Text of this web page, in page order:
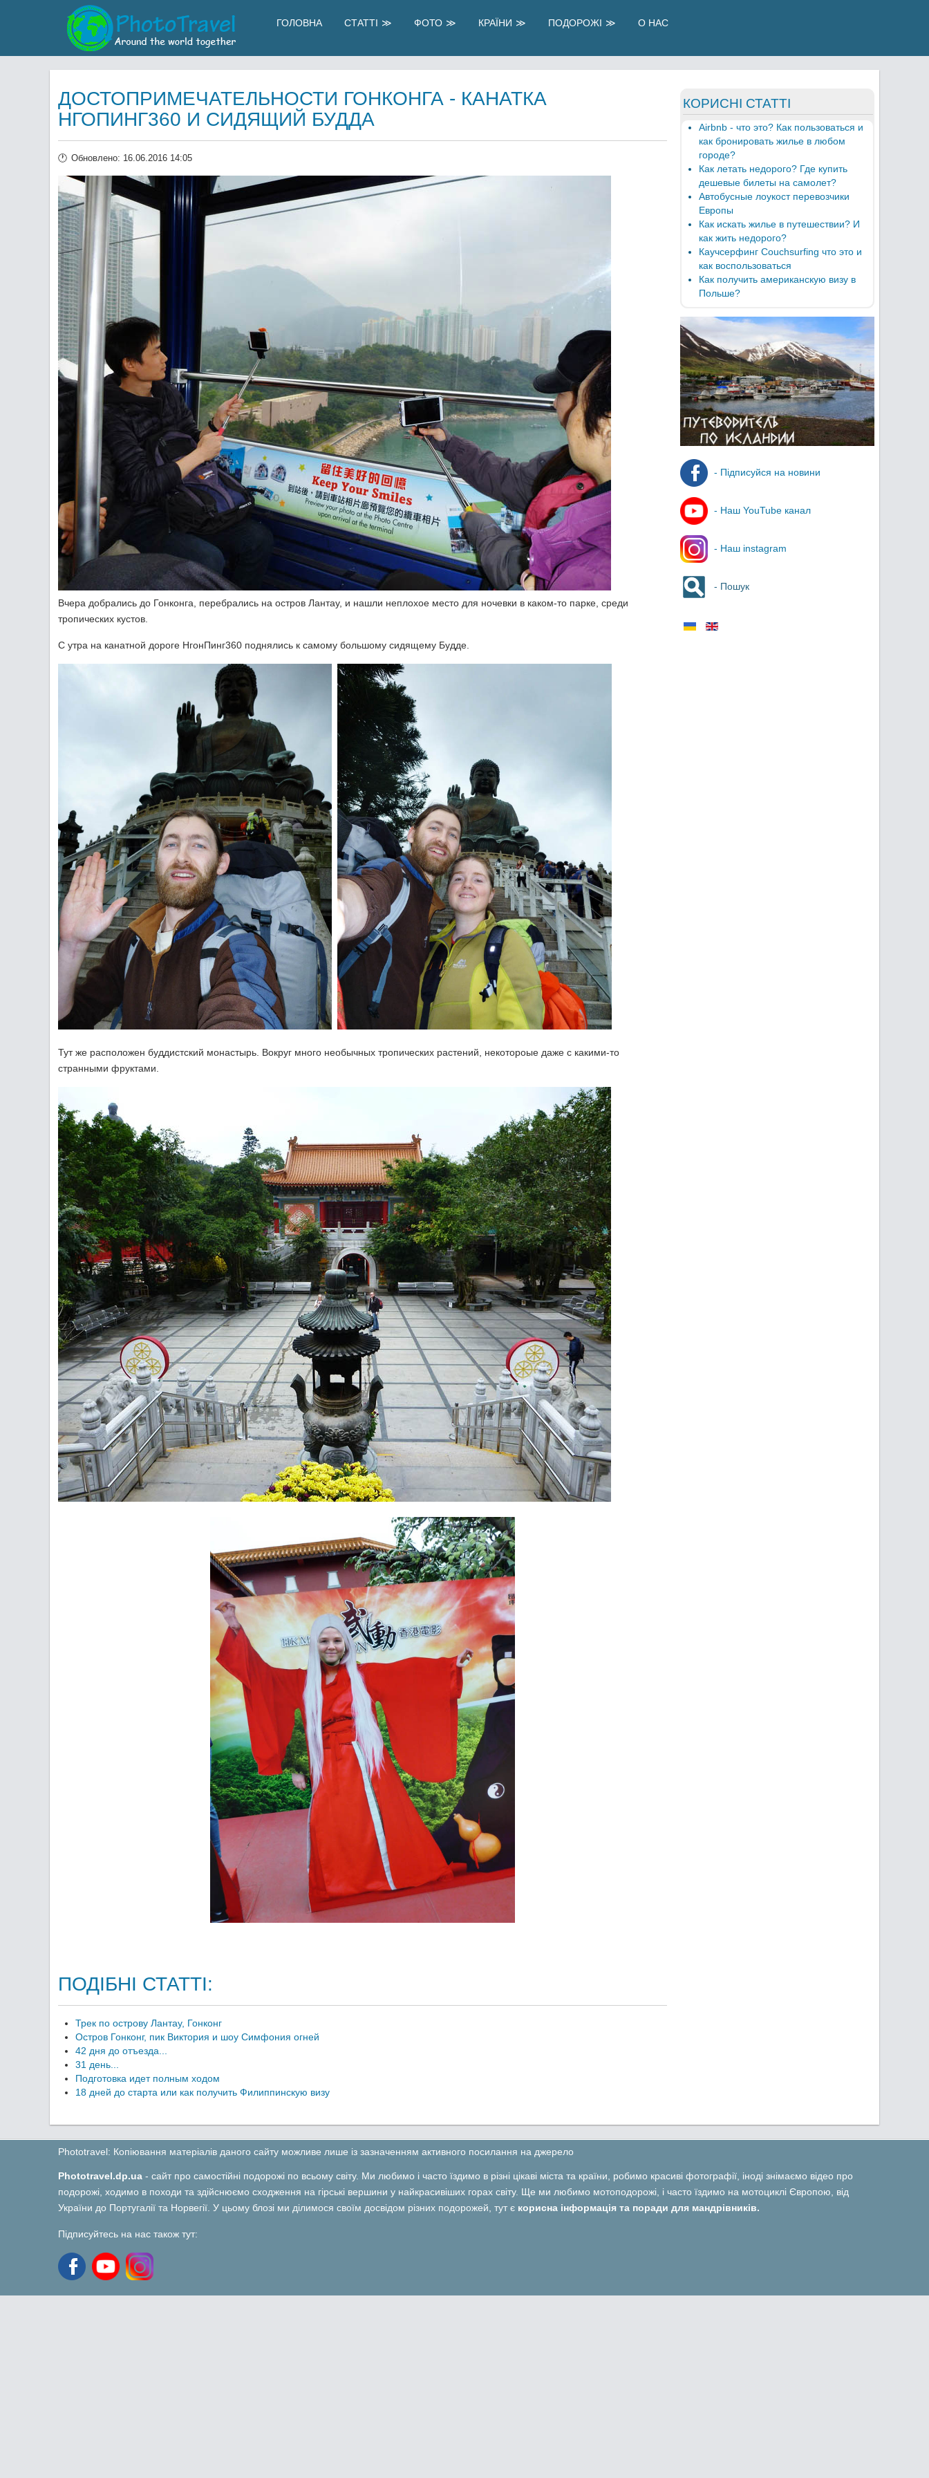
ГОЛОВНА СТАТТІ ФОТО КРАЇНИ ПОДОРОЖІ О НАС
ДОСТОПРИМЕЧАТЕЛЬНОСТИ ГОНКОНГА - КАНАТКА
НГОПИНГ360 И СИДЯЩИЙ БУДДА
Обновлено: 16.06.2016 14:05
Вчера добрались до Гонконга, перебрались на остров Лантау, и нашли неплохое место для ночевки в каком-то парке, среди
тропических кустов.
С утра на канатной дороге НгонПинг360 поднялись к самому большому сидящему Будде.
Тут же расположен буддистский монастырь. Вокруг много необычных тропических растений, некотороые даже с какими-то
странными фруктами.
ПОДІБНІ СТАТТІ:
Трек по острову Лантау, Гонконг
Остров Гонконг, пик Виктория и шоу Симфония огней
42 дня до отъезда...
31 день...
Подготовка идет полным ходом
18 дней до старта или как получить Филиппинскую визу
КОРИСНІ СТАТТІ
Airbnb - что это? Как пользоваться и
как бронировать жилье в любом
городе?
Как летать недорого? Где купить
дешевые билеты на самолет?
Автобусные лоукост перевозчики
Европы
Как искать жилье в путешествии? И
как жить недорого?
Каучсерфинг Couchsurfing что это и
как воспользоваться
Как получить американскую визу в
Польше?
- Підписуйся на новини
- Наш YouTube канал
- Наш instagram
- Пошук
Phototravel: Копіювання матеріалів даного сайту можливе лише із зазначенням активного посилання на джерело
Phototravel.dp.ua - сайт про самостійні подорожі по всьому світу. Ми любимо і часто їздимо в різні цікаві міста та країни, робимо красиві фотографії, іноді знімаємо відео про
подорожі, ходимо в походи та здійснюємо сходження на гірські вершини у найкрасивіших горах світу. Ще ми любимо мотоподорожі, і часто їздимо на мотоциклі Європою, від
України до Португалії та Норвегії. У цьому блозі ми ділимося своїм досвідом різних подорожей, тут є корисна інформація та поради для мандрівників.
Підписуйтесь на нас також тут: